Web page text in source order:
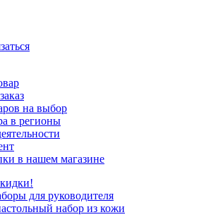
на выбор
в регионы
в нашем магазине
для руководителя
набор из кожи